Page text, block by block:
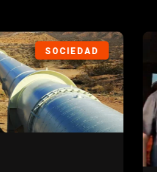
SOCIEDAD